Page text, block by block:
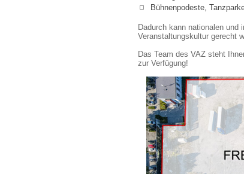
Bühnenpodeste,
Dadurch kann nationalen und
Veranstaltungskultur gerecht
Das Team des VAZ steht
zur Verfügung!